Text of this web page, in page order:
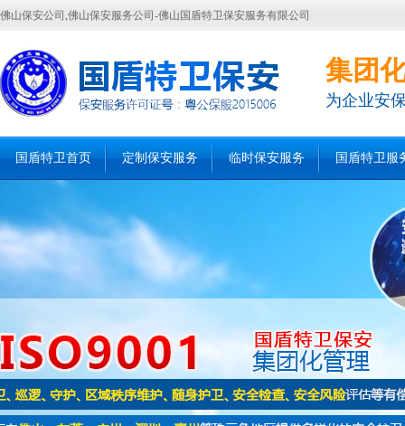
佛山保安公司,佛山保安服务公司-佛山国盾特卫保安服务有限公司
集团
为企业安
国盾特卫首页 定制保安服务 临时保安服务 国盾特卫服